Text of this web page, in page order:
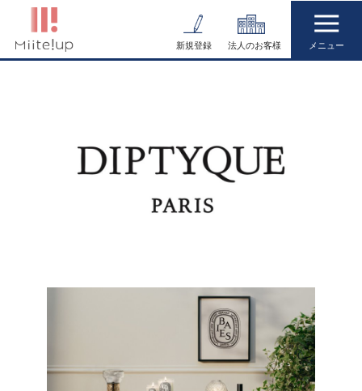
テ
新規登録 法人のお客様